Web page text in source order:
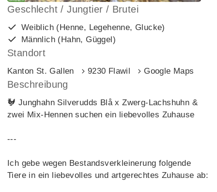
Geschlecht / Jungtier / Brutei
Weiblich (Henne, Legehenne, Glucke)
Männlich (Hahn, Güggel)
Standort
Kanton St. Gallen 9230 Flawil Google Maps
Beschreibung
🐓 Junghahn Silverudds Blå x Zwerg-Lachshuhn &
zwei Mix-Hennen suchen ein liebevolles Zuhause
---
Ich gebe wegen Bestandsverkleinerung folgende
Tiere in ein liebevolles und artgerechtes Zuhause ab: